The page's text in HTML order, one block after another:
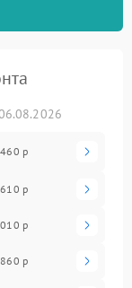
р
р
р
860 р